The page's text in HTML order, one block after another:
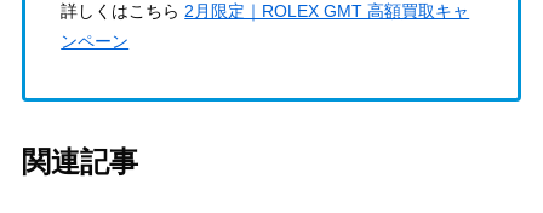
詳しくはこちら 2月限定｜ROLEX GMT 高額買取キャ
ンペーン
関連記事